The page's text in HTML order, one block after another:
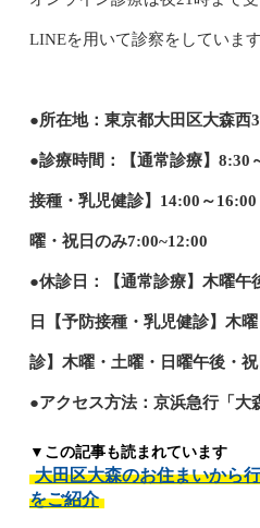
LINEを用いて診察をしています
●所在地：東京都大田区大森西
●診療時間：【通常診療】8:30
接種・乳児健診】14:00～
曜・祝日のみ7:00~12:00
●休診日：【通常診療】木曜午
日【予防接種・乳児健診】木
診】木曜・土曜・日曜午後・
●アクセス方法：京浜急行「大
▼この記事も読まれています
大田区大森のお住まいから
をご紹介